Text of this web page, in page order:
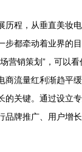
历程，从垂直美妆
步都牵动着业界的
营销策划”，可以
商流量红利渐趋平
的关键。通过设立
品牌推广、用户增